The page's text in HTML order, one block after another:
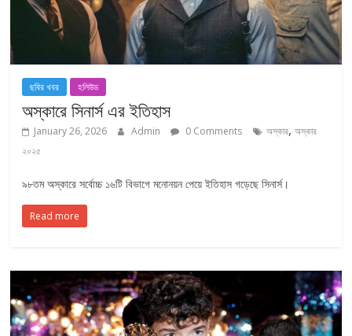
ছবির খবর হলিউড
অস্কারে সিনার্স এর ইতিহাস
January 26, 2026 Admin 0 Comments অস্কার,অস্কার
২০২৫
৯৮তম অস্কারে সর্বোচ্চ ১৬টি বিভাগে মনোনয়ন পেয়ে ইতিহাস গড়েছে সিনার্স।
Read more